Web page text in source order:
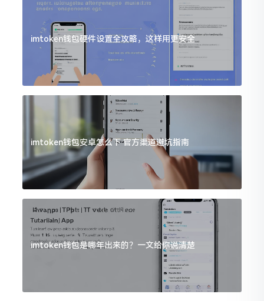
imtoken钱包硬件设置全攻略，这样用更安全
imtoken钱包安卓怎么下 官方渠道避坑指南
imtoken钱包是哪年出来的？一文给你说清楚